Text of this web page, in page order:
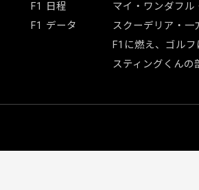
F1 日程
F1 データ
マイ・ワンダフル
スクーデリア・一
F1に燃え、ゴルフ
スティングくんの